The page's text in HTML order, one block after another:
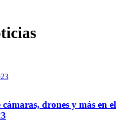
drones y más en el